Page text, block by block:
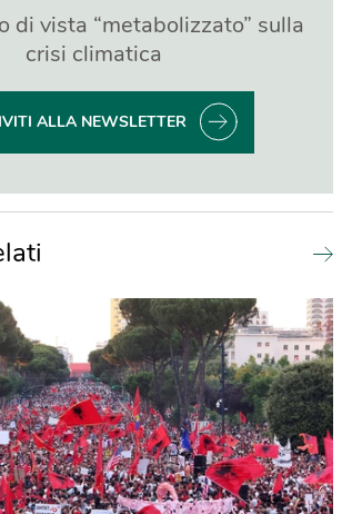
di vista “metabolizzato” sulla
crisi climatica
ALLA NEWSLETTER